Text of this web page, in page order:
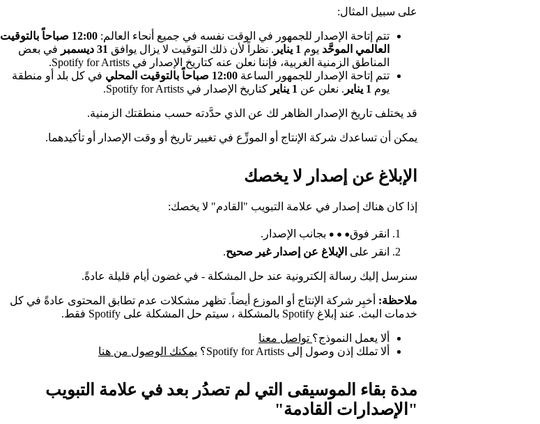
على سبيل المثال:
تتم إتاحة الإصدار للجمهور في الوقت نفسه في جميع أنحاء العالم:
12:00 صباحاً بالتوقيت
العالمي الموحَّد يوم 1 يناير . نظراً لأن ذلك التوقيت لا يزال يوافق 31 ديسمبر
في بعض
المناطق الزمنية الغربية، فإننا نعلن عنه كتاريخ الإصدار في Spotify for Artists.
تتم إتاحة الإصدار للجمهور الساعة 12:00 صباحاً بالتوقيت المحلي
في كل بلد أو منطقة
يوم 1 يناير . نعلن عن 1 يناير كتاريخ الإصدار في Spotify for Artists.
قد يختلف تاريخ الإصدار الظاهر لك عن الذي حدَّدته حسب منطقتك الزمنية.
يمكن أن تساعدك شركة الإنتاج أو الموزِّع في تغيير تاريخ أو وقت الإصدار أو تأكيدهما.
الإبلاغ عن إصدار لا يخصك
إذا كان هناك إصدار في علامة التبويب "القادم" لا يخصك:
انقر فوق
بجانب الإصدار.
انقر على الإبلاغ عن إصدار غير صحيح.
سنرسل إليك رسالة إلكترونية عند حل المشكلة - في غضون أيام قليلة عادةً.
ملاحظة: أخبِر شركة الإنتاج أو الموزع أيضاً. تظهر مشكلات عدم تطابق المحتوى عادةً في كل
خدمات البث. عند إبلاغ Spotify بالمشكلة ، سيتم حل المشكلة على Spotify فقط.
ألا يعمل النموذج؟ تواصل معنا
ألا تملك إذن وصول إلى Spotify for Artists؟
يمكنك الوصول من هنا
مدة بقاء الموسيقى التي لم تصدُر بعد في علامة التبويب
"الإصدارات القادمة"